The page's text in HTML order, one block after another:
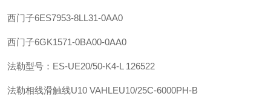
西门子6ES7953-8LL31-0AA0
西门子6GK1571-0BA00-0AA0
法勒型号：ES-UE20/50-K4-L 126522
法勒相线滑触线U10 VAHLEU10/25C-6000PH-B